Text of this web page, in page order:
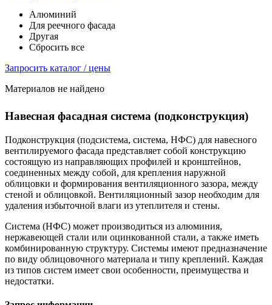
Алюминий
Для реечного фасада
Другая
Сбросить все
Запросить каталог / цены
Материалов не найдено
Навесная фасадная система (подконструкция)
Подконструкция (подсистема, система, НФС) для навесного
вентилируемого фасада представляет собой конструкцию
состоящую из направляющих профилей и кронштейнов,
соединенных между собой, для крепления наружной
облицовки и формирования вентиляционного зазора, между
стеной и облицовкой. Вентиляционный зазор необходим для
удаления избыточной влаги из утеплителя и стены.
Система (НФС) может производиться из алюминия,
нержавеющей стали или оцинкованной стали, а также иметь
комбинированную структуру. Системы имеют предназначение
по виду облицовочного материала и типу креплений. Каждая
из типов систем имеет свои особенности, преимущества и
недостатки.